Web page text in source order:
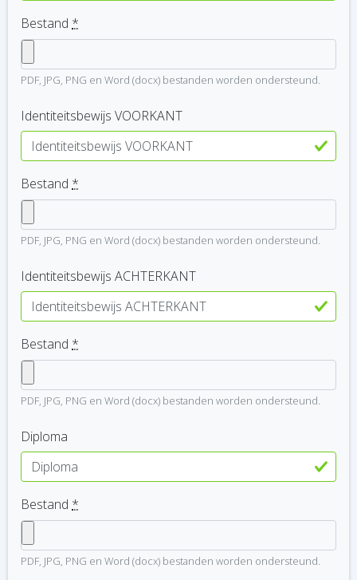
Bestand *
PDF, JPG, PNG en Word (docx) bestanden worden ondersteund.
Identiteitsbewijs VOORKANT
Bestand *
PDF, JPG, PNG en Word (docx) bestanden worden ondersteund.
Identiteitsbewijs ACHTERKANT
Bestand *
PDF, JPG, PNG en Word (docx) bestanden worden ondersteund.
Diploma
Bestand *
PDF, JPG, PNG en Word (docx) bestanden worden ondersteund.